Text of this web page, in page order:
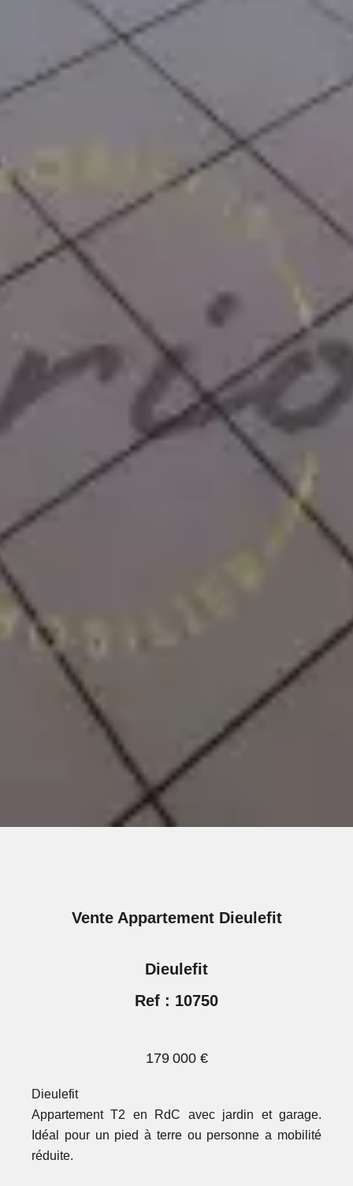
Vente Appartement Dieulefit
Dieulefit
Ref : 10750
179 000 €
Dieulefit
Appartement T2 en RdC avec jardin et garage.
Idéal pour un pied à terre ou personne a mobilité
réduite.